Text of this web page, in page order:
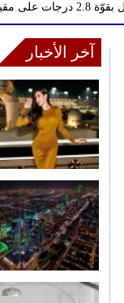
آخر الأخبار